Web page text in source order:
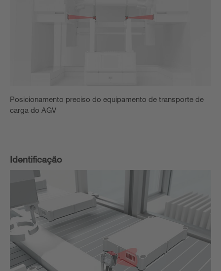
Posicionamento preciso do equipamento de transporte de
carga do AGV
Identificação